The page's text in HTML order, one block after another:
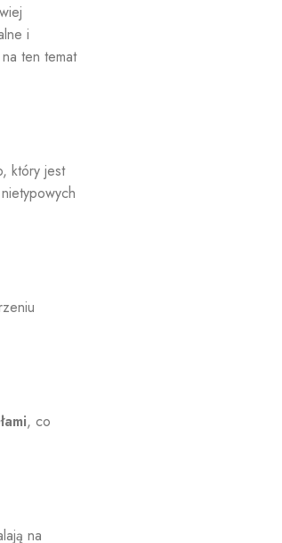
i
ten temat
który jest
, co
na